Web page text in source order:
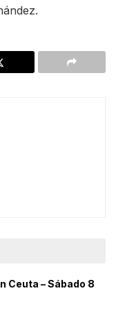
Ceuta – Sábado 8